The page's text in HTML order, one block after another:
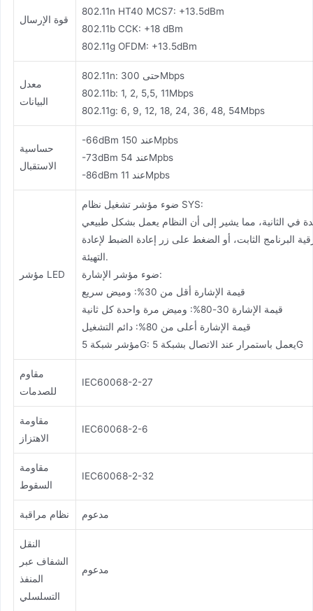
قوة الإرسال
802.11n HT40 MCS7: +13.5dBm
802.11b CCK: +18 dBm
802.11g OFDM: +13.5dBm
معدل
البيانات
802.11n: حتى 300Mbps
802.11b: 1, 2, 5,5, 11Mbps
802.11g: 6, 9, 12, 18, 24, 36, 48, 54Mbps
حساسية
الاستقبال
-66dBm عند 150Mpbs
-73dBm عند 54Mpbs
-86dBm عند 11Mpbs
مؤشر LED
ضوء مؤشر تشغيل نظام SYS:
البرنامج الثابت، أو الضغط على زر إعادة الضبط لإعادة
التهيئة.
ضوء مؤشر الإشارة:
قيمة الإشارة أقل من 30%: وميض سريع
قيمة الإشارة 30-80%: وميض مرة واحدة كل ثانية
قيمة الإشارة أعلى من 80%: دائم التشغيل
مؤشر شبكة 5G: يعمل باستمرار عند الاتصال بشبكة 5G
مقاوم
للصدمات
IEC60068-2-27
مقاومة
الاهتزاز
IEC60068-2-6
مقاومة
السقوط
IEC60068-2-32
نظام مراقبة مدعوم
النقل
الشفاف عبر
المنفذ
التسلسلي
مدعوم